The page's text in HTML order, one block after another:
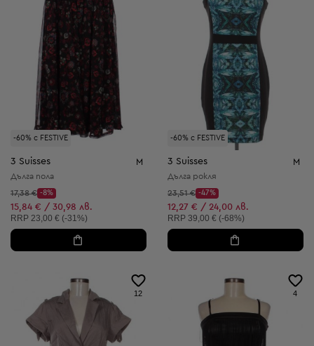
-60% с FESTIVE
3 Suisses M
Дълга пола
Начална цена:
17,38 €
Discount Price:
-8%
Намалена цена:
15,84 € / 30,98 лв.
Препоръчителна цена:
RRP 23,00 € (-31%)
-60% с FESTIVE
3 Suisses M
Дълга рокля
Начална цена:
23,51 €
Discount Price:
-47%
Намалена цена:
12,27 € / 24,00 лв.
Препоръчителна цена:
RRP 39,00 € (-68%)
12 4